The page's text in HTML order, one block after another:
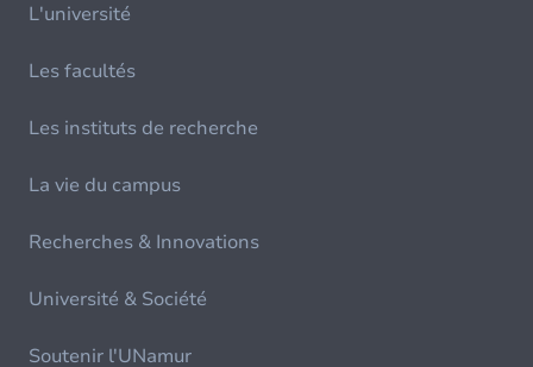
L'université
Les facultés
Les instituts de recherche
La vie du campus
Recherches & Innovations
Université & Société
Soutenir l'UNamur